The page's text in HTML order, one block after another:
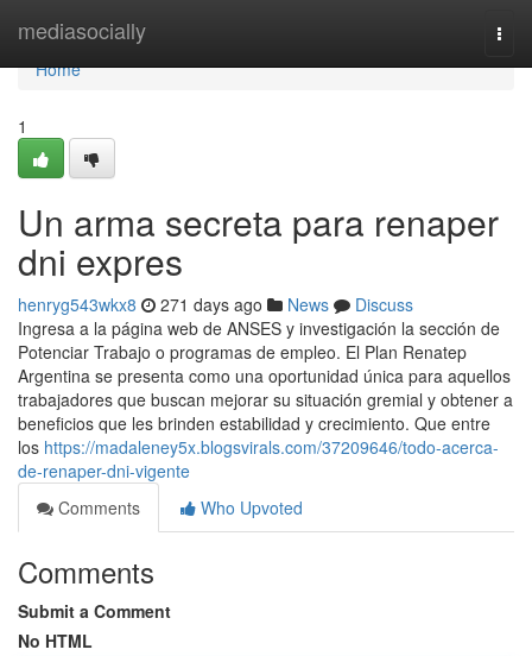
mediasocially
Home
Home
1
Un arma secreta para renaper
dni expres
henryg543wkx8 271 days ago News
Discuss
Ingresa a ​la página web de ANSES y investigación la sección ⁢de
Potenciar Trabajo o programas de empleo. El Plan Renatep
Argentina se presenta como una oportunidad única para aquellos
trabajadores que buscan mejorar su situación gremial y obtener a
beneficios que les brinden estabilidad y crecimiento. Que entre
los https://madaleney5x.blogsvirals.com/37209646/todo-acerca-
de-renaper-dni-vigente
Comments
Who Upvoted
Comments
Submit a Comment
No HTML